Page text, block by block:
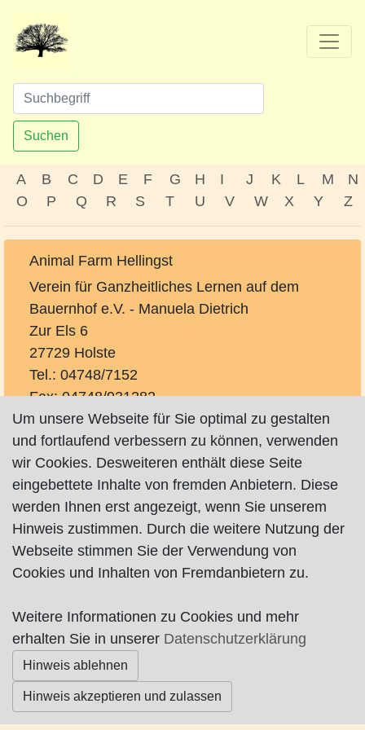
Suchen
A B C D E F G H I J K L M
N
O
P Q R S T U V W X Y Z
Animal Farm Hellingst
Verein für Ganzheitliches Lernen auf dem
Bauernhof e.V. - Manuela Dietrich
Zur Els 6
27729 Holste
Tel.: 04748/7152
Fax: 04748/931282
animalfarm@t-online.de
http://www.animalfarm-hellingst.de
auf Facebook
auf Instagram
Impressum| Datenschutz
© Worpswede24 2015-2026
Um unsere Webseite für Sie optimal zu gestalten
und fortlaufend verbessern zu können, verwenden
wir Cookies. Desweiteren enthält diese Seite
eingebettete Inhalte von fremden Anbietern. Diese
werden Ihnen erst angezeigt, wenn Sie unserem
Hinweis zustimmen. Durch die weitere Nutzung der
Webseite stimmen Sie der Verwendung von
Cookies und Inhalten von Fremdanbietern zu.
Weitere Informationen zu Cookies und mehr
erhalten Sie in unserer Datenschutzerklärung
Hinweis ablehnen
Hinweis akzeptieren und zulassen